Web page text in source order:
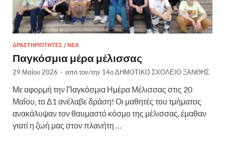
ΔΡΑΣΤΗΡΙΌΤΗΤΕΣ /ΝΈΑ
Παγκόσμια μέρα μέλισσας
29 Μαΐου 2026 - από τον/την 14ο ΔΗΜΟΤΙΚΟ ΣΧΟΛΕΙΟ ΞΑΝΘΗΣ
Με αφορμή την Παγκόσμια Ημέρα Μέλισσας στις 20
Μαΐου, το Δ1 ανέλαβε δράση! Οι μαθητές του τμήματος
ανακάλυψαν τον θαυμαστό κόσμο της μέλισσας, έμαθαν
γιατί η ζωή μας στον πλανήτη …